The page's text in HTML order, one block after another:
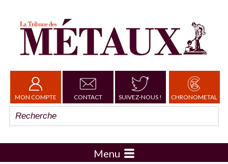
MON COMPTE CONTACT SUIVEZ-NOUS ! CHRONOMETAL
Menu